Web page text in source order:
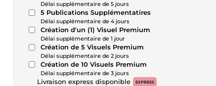
Délai supplémentaire de 5 jours
5 Publications Supplémentatires
Délai supplémentaire de 4 jours
Création d'un (1) Visuel Premium
Délai supplémentaire de 1 jour
Création de 5 Visuels Premium
Délai supplémentaire de 2 jours
Création de 10 Visuels Premium
Délai supplémentaire de 3 jours
Livraison express disponible EXPRESS